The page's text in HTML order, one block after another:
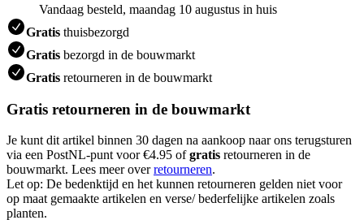
Vandaag besteld, maandag 10 augustus in huis
Gratis thuisbezorgd
Gratis bezorgd in de bouwmarkt
Gratis retourneren in de bouwmarkt
Gratis retourneren in de bouwmarkt
Je kunt dit artikel binnen 30 dagen na aankoop naar ons terugsturen
via een PostNL-punt voor €4.95 ofgratis retourneren in de
bouwmarkt. Lees meer overretourneren.
Let op: De bedenktijd en het kunnen retourneren gelden niet voor
op maat gemaakte artikelen en verse/ bederfelijke artikelen zoals
planten.